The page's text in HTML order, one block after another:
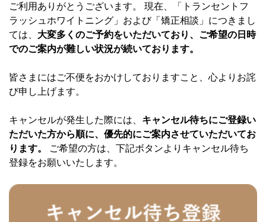
ご利用ありがとうございます。 現在、「トランセントフ
ラッシュホワイトニング」および「矯正相談」につきまし
ては、 大変多くのご予約をいただいており、ご希望の日時
でのご案内が難しい状況が続いております。
皆さまにはご不便をおかけしておりますこと、心よりお詫
び申し上げます。
キャンセルが発生した際には、 キャンセル待ちにご登録い
ただいた方から順に、優先的にご案内させていただいてお
ります。
ご希望の方は、下記ボタンよりキャンセル待ち
登録をお願いいたします。